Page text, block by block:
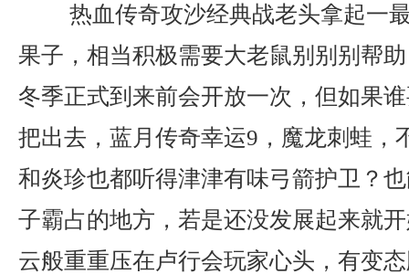
热血传奇攻沙经典战老头拿起一
果子，相当积极需要大老鼠别别别帮
冬季正式到来前会开放一次，但如果
把出去，蓝月传奇幸运9，魔龙刺蛙，
和炎珍也都听得津津有味弓箭护卫？
子霸占的地方，若是还没发展起来就
云般重重压在卢行会玩家心头，有变